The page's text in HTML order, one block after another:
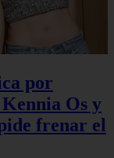
por
Kennia Os y
frenar el